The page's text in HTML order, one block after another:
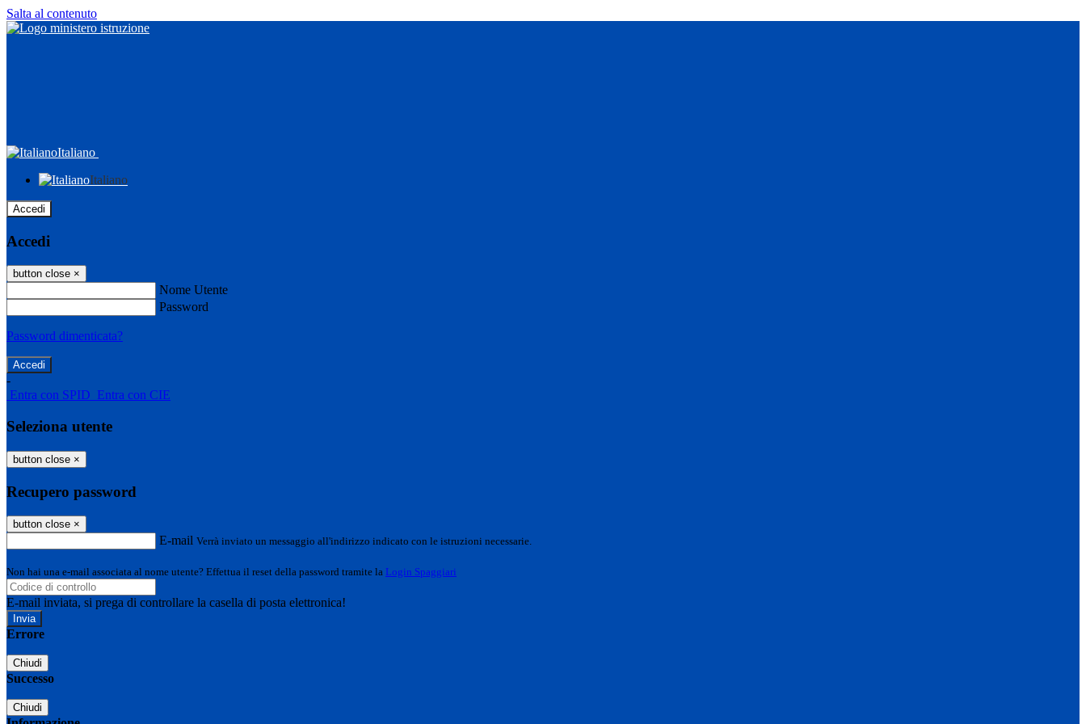
Salta al contenuto
Italiano
Italiano
Accedi
Accedi
button close ×
Nome Utente
Password
Password dimenticata?
-
Entra con SPID Entra con CIE
Seleziona utente
button close ×
Recupero password
button close ×
E-mail Verrà inviato un messaggio all'indirizzo indicato con le istruzioni necessarie.
Non hai una e-mail associata al nome utente? Effettua il reset della password tramite la Login Spaggiari
E-mail inviata, si prega di controllare la casella di posta elettronica!
Errore
Chiudi
Successo
Chiudi